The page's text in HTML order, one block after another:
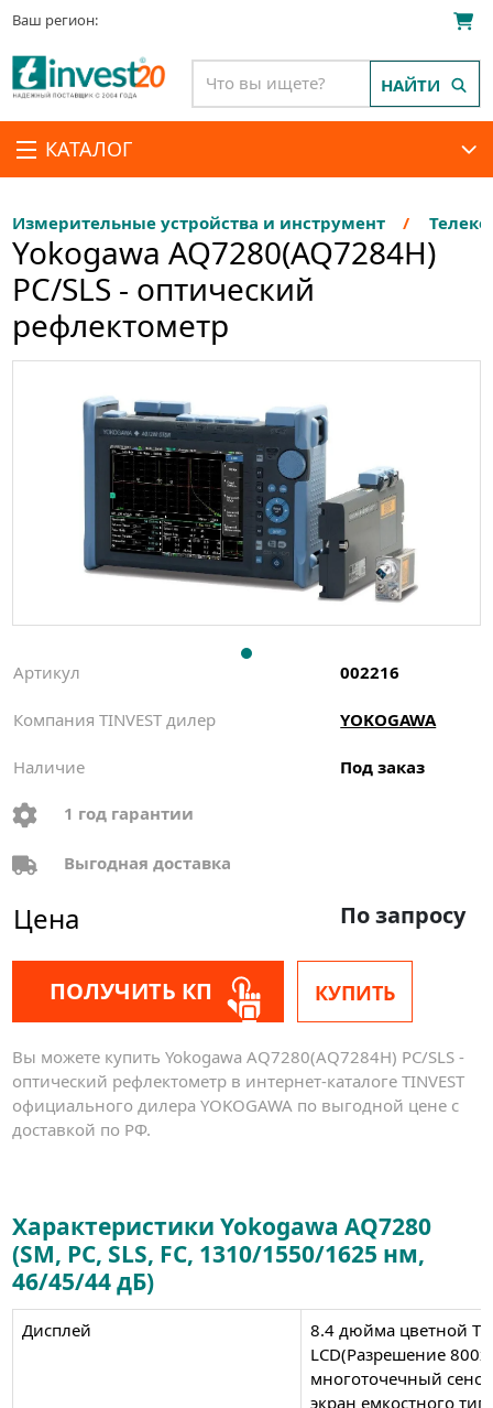
Ваш регион:
КАТАЛОГ
НАЙТИ
Измерительные устройства и инструмент
Yokogawa AQ7280(AQ7284H)
PC/SLS - оптический
рефлектометр
Артикул 002216
Компания TINVEST дилер YOKOGAWA
Наличие Под заказ
1 год гарантии
Выгодная доставка
Цена По запросу
ПОЛУЧИТЬ КП КУПИТЬ
Вы можете купить Yokogawa AQ7280(AQ7284H) PC/SLS -
оптический рефлектометр в интернет-каталоге TINVEST
официального дилера YOKOGAWA по выгодной цене с
доставкой по РФ.
Характеристики Yokogawa AQ7280
(SM, PC, SLS, FC, 1310/1550/1625 нм,
46/45/44 дБ)
Дисплей
8.4 дюйма цветной
LCD(Разрешение
многоточечный
экран емкостного